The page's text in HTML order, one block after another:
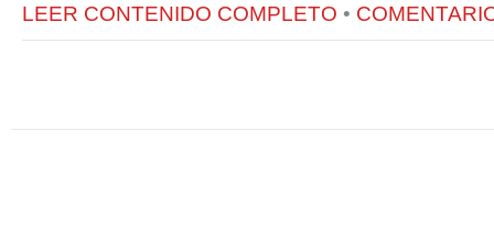
LEER CONTENIDO COMPLETO •